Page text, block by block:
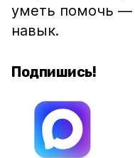
уметь помочь —
навык.
Подпишись!